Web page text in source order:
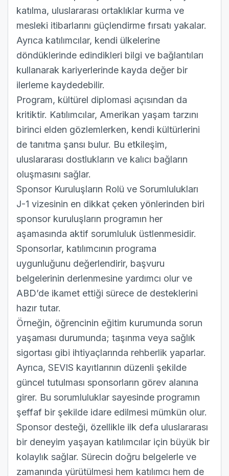
katılma, uluslararası ortaklıklar kurma ve
mesleki itibarlarını güçlendirme fırsatı yakalar.
Ayrıca katılımcılar, kendi ülkelerine
döndüklerinde edindikleri bilgi ve bağlantıları
kullanarak kariyerlerinde kayda değer bir
ilerleme kaydedebilir.
Program, kültürel diplomasi açısından da
kritiktir. Katılımcılar, Amerikan yaşam tarzını
birinci elden gözlemlerken, kendi kültürlerini
de tanıtma şansı bulur. Bu etkileşim,
uluslararası dostlukların ve kalıcı bağların
oluşmasını sağlar.
Sponsor Kuruluşların Rolü ve Sorumlulukları
J-1 vizesinin en dikkat çeken yönlerinden biri
sponsor kuruluşların programın her
aşamasında aktif sorumluluk üstlenmesidir.
Sponsorlar, katılımcının programa
uygunluğunu değerlendirir, başvuru
belgelerinin derlenmesine yardımcı olur ve
ABD’de ikamet ettiği sürece de desteklerini
hazır tutar.
Örneğin, öğrencinin eğitim kurumunda sorun
yaşaması durumunda; taşınma veya sağlık
sigortası gibi ihtiyaçlarında rehberlik yaparlar.
Ayrıca, SEVIS kayıtlarının düzenli şekilde
güncel tutulması sponsorların görev alanına
girer. Bu sorumluluklar sayesinde programın
şeffaf bir şekilde idare edilmesi mümkün olur.
Sponsor desteği, özellikle ilk defa uluslararası
bir deneyim yaşayan katılımcılar için büyük bir
kolaylık sağlar. Sürecin doğru belgelerle ve
zamanında yürütülmesi hem katılımcı hem de